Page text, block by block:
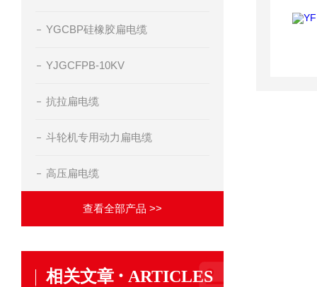
YGCBP硅橡胶扁电缆
YJGCFPB-10KV
抗拉扁电缆
斗轮机专用动力扁电缆
高压扁电缆
查看全部产品 >>
相关文章 · ARTICLES